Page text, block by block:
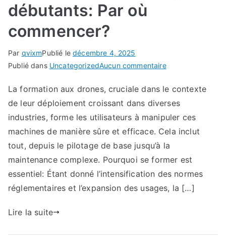
débutants: Par où
commencer?
Par qvixmPublié ledécembre 4, 2025
Publié dans UncategorizedAucun commentairesur
de
drones
pour
débutants:
commencer?
La formation aux drones, cruciale dans le contexte
de leur déploiement croissant dans diverses
industries, forme les utilisateurs à manipuler ces
machines de manière sûre et efficace. Cela inclut
tout, depuis le pilotage de base jusqu’à la
maintenance complexe. Pourquoi se former est
essentiel: Étant donné l’intensification des normes
réglementaires et l’expansion des usages, la […]
Lire la suite